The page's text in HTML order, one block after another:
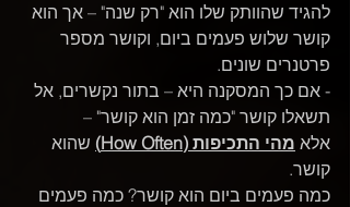
להגיד שהוותק שלו הוא "רק שנה" – אך הוא
קושר שלוש פעמים ביום, וקושר מספר
פרטנרים שונים.
- אם כך המסקנה היא – בתור נקשרים, אל
תשאלו קושר "כמה זמן הוא קושר" –
אלא מהי התכיפות (How Often)
שהוא
קושר.
כמה פעמים ביום הוא קושר? כמה פעמים